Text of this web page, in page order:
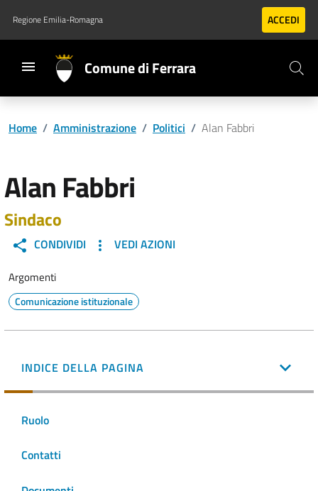
Vai al contenuto principale
Vai al footer
Regione Emilia-Romagna ACCEDI
Comune di Ferrara
Home / Amministrazione / Politici / Alan Fabbri
Alan Fabbri
Sindaco
CONDIVIDI VEDI AZIONI
Argomenti
Comunicazione istituzionale
INDICE DELLA PAGINA
Ruolo
Contatti